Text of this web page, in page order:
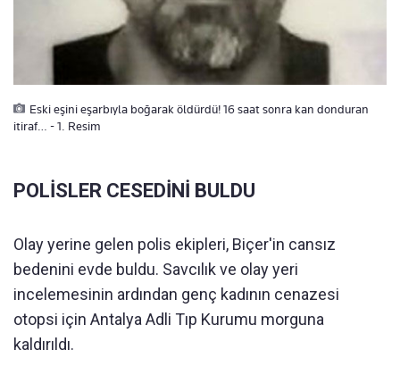
Eski eşini eşarbıyla boğarak öldürdü! 16 saat sonra kan donduran
itiraf… - 1. Resim
POLİSLER CESEDİNİ BULDU
Olay yerine gelen polis ekipleri, Biçer'in cansız
bedenini evde buldu. Savcılık ve olay yeri
incelemesinin ardından genç kadının cenazesi
otopsi için Antalya Adli Tıp Kurumu morguna
kaldırıldı.